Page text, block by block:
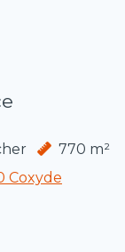
770 m²
Coxyde